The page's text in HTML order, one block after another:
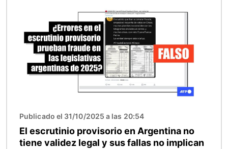
Publicado el 31/10/2025 a las 20:54
El escrutinio provisorio en Argentina no
tiene validez legal y sus fallas no implican